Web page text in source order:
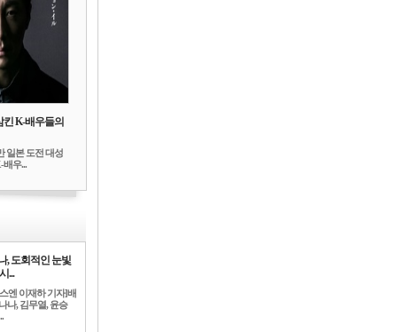
킨 K-배우들의
일본 도전 대성
우...
, 도회적인 눈빛
...
엔 이재하 기자]배
나, 김무열, 윤승